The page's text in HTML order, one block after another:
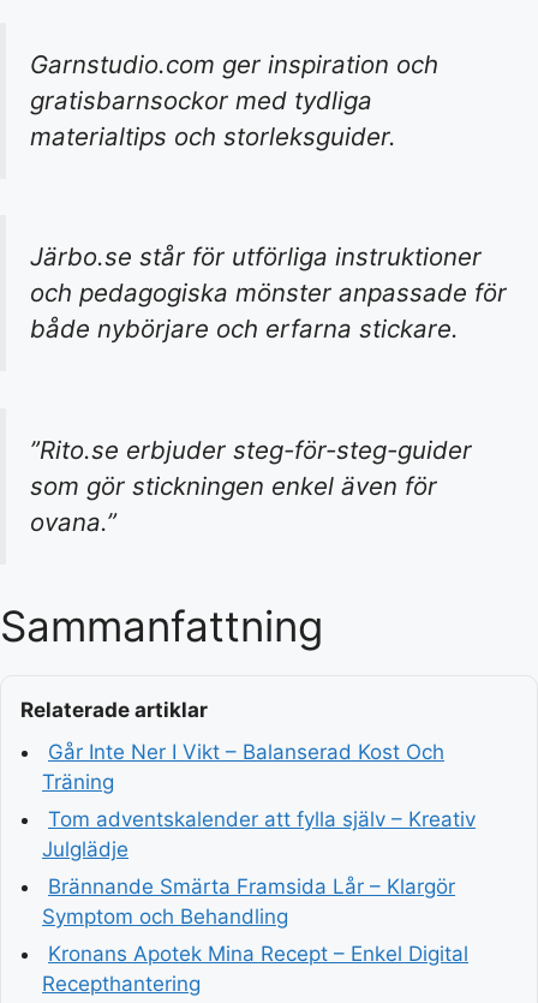
Garnstudio.com ger inspiration och
gratisbarnsockor med tydliga
materialtips och storleksguider.
Järbo.se står för utförliga instruktioner
och pedagogiska mönster anpassade för
både nybörjare och erfarna stickare.
”Rito.se erbjuder steg-för-steg-guider
som gör stickningen enkel även för
ovana.”
Sammanfattning
Relaterade artiklar
Går Inte Ner I Vikt – Balanserad Kost Och
Träning
Tom adventskalender att fylla själv – Kreativ
Julglädje
Brännande Smärta Framsida Lår – Klargör
Symptom och Behandling
Kronans Apotek Mina Recept – Enkel Digital
Recepthantering